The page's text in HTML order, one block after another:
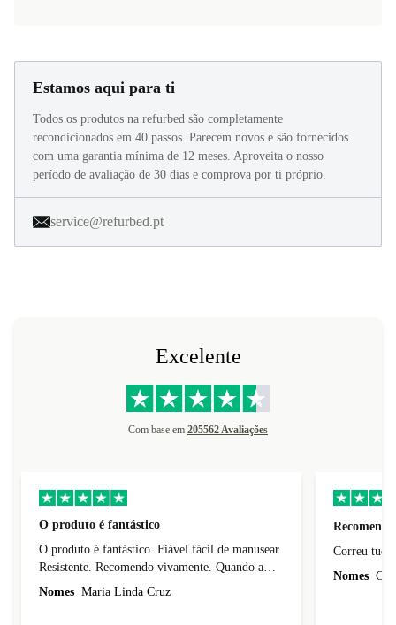
Estamos aqui para ti
Todos os produtos na refurbed são completamente
recondicionados em 40 passos. Parecem novos e são fornecidos
com uma garantia mínima de 12 meses. Aproveita o nosso
período de avaliação de 30 dias e comprova por ti próprio.
service@refurbed.pt
Excelente
Com base em 205562 Avaliações
O produto é fantástico
O produto é fantástico. Fiável fácil de manusear.
Resistente. Recomendo vivamente. Quando a
vida útil deste telemóvel esgotar vou comprar
Nomes Maria Linda Cruz
Recomendo
Nomes